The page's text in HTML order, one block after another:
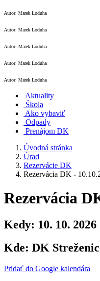
Autor: Marek Loduha
Autor: Marek Loduha
Autor: Marek Loduha
Autor: Marek Loduha
Autor: Marek Loduha
Aktuality
Škola
Ako vybaviť
Odpady
Prenájom DK
Úvodná stránka
Úrad
Rezervácie DK
Rezervácia DK -
Rezervácia
Kedy: 10. 10.
Kde: DK
Pridať do Google kalendára